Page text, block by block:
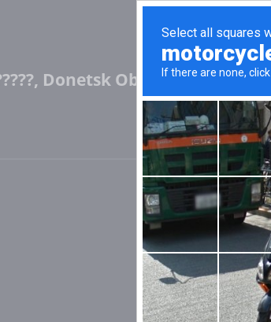
Donetsk Oblast,